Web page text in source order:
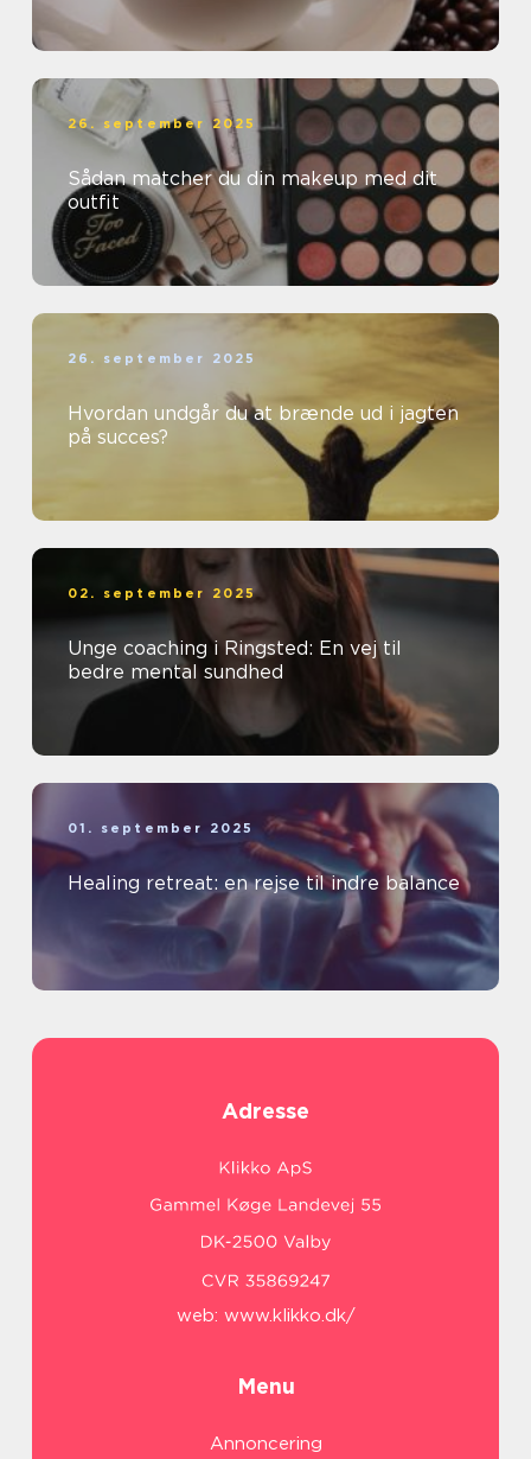
26. september 2025
Sådan matcher du din makeup med dit
outfit
26. september 2025
Hvordan undgår du at brænde ud i jagten
på succes?
02. september 2025
Unge coaching i Ringsted: En vej til
bedre mental sundhed
01. september 2025
Healing retreat: en rejse til indre balance
Adresse
web: www.klikko.dk/
Menu
Annoncering